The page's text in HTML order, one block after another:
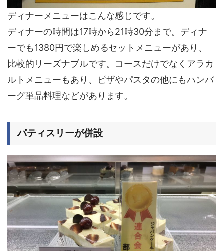
ディナーメニューはこんな感じです。
ディナーの時間は17時から21時30分まで。ディナ
ーでも1380円で楽しめるセットメニューがあり、
比較的リーズナブルです。コースだけでなくアラカ
ルトメニューもあり、ピザやパスタの他にもハンバ
ーグ単品料理などがあります。
パティスリーが併設